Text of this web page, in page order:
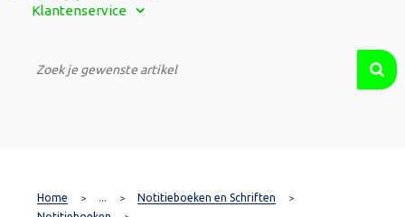
Klantenservice
Custom Made Projecten
Home > ... > Notitieboeken en Schriften >